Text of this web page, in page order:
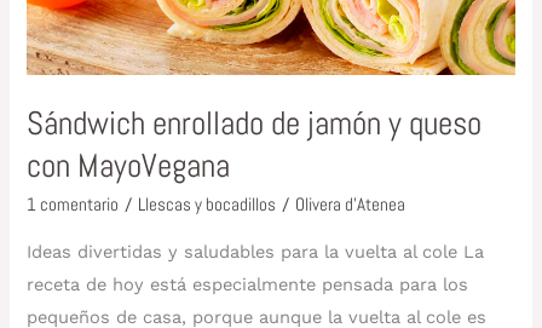
Sándwich enrollado de jamón y queso
con MayoVegana
1 comentario / Llescas y bocadillos / Olivera d'Atenea
Ideas divertidas y saludables para la vuelta al cole La
receta de hoy está especialmente pensada para los
pequeños de casa, porque aunque la vuelta al cole es